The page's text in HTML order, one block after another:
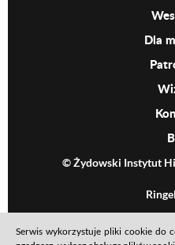
Dla
© Żydowski Instytut
Serwis wykorzystuje pliki cookie do